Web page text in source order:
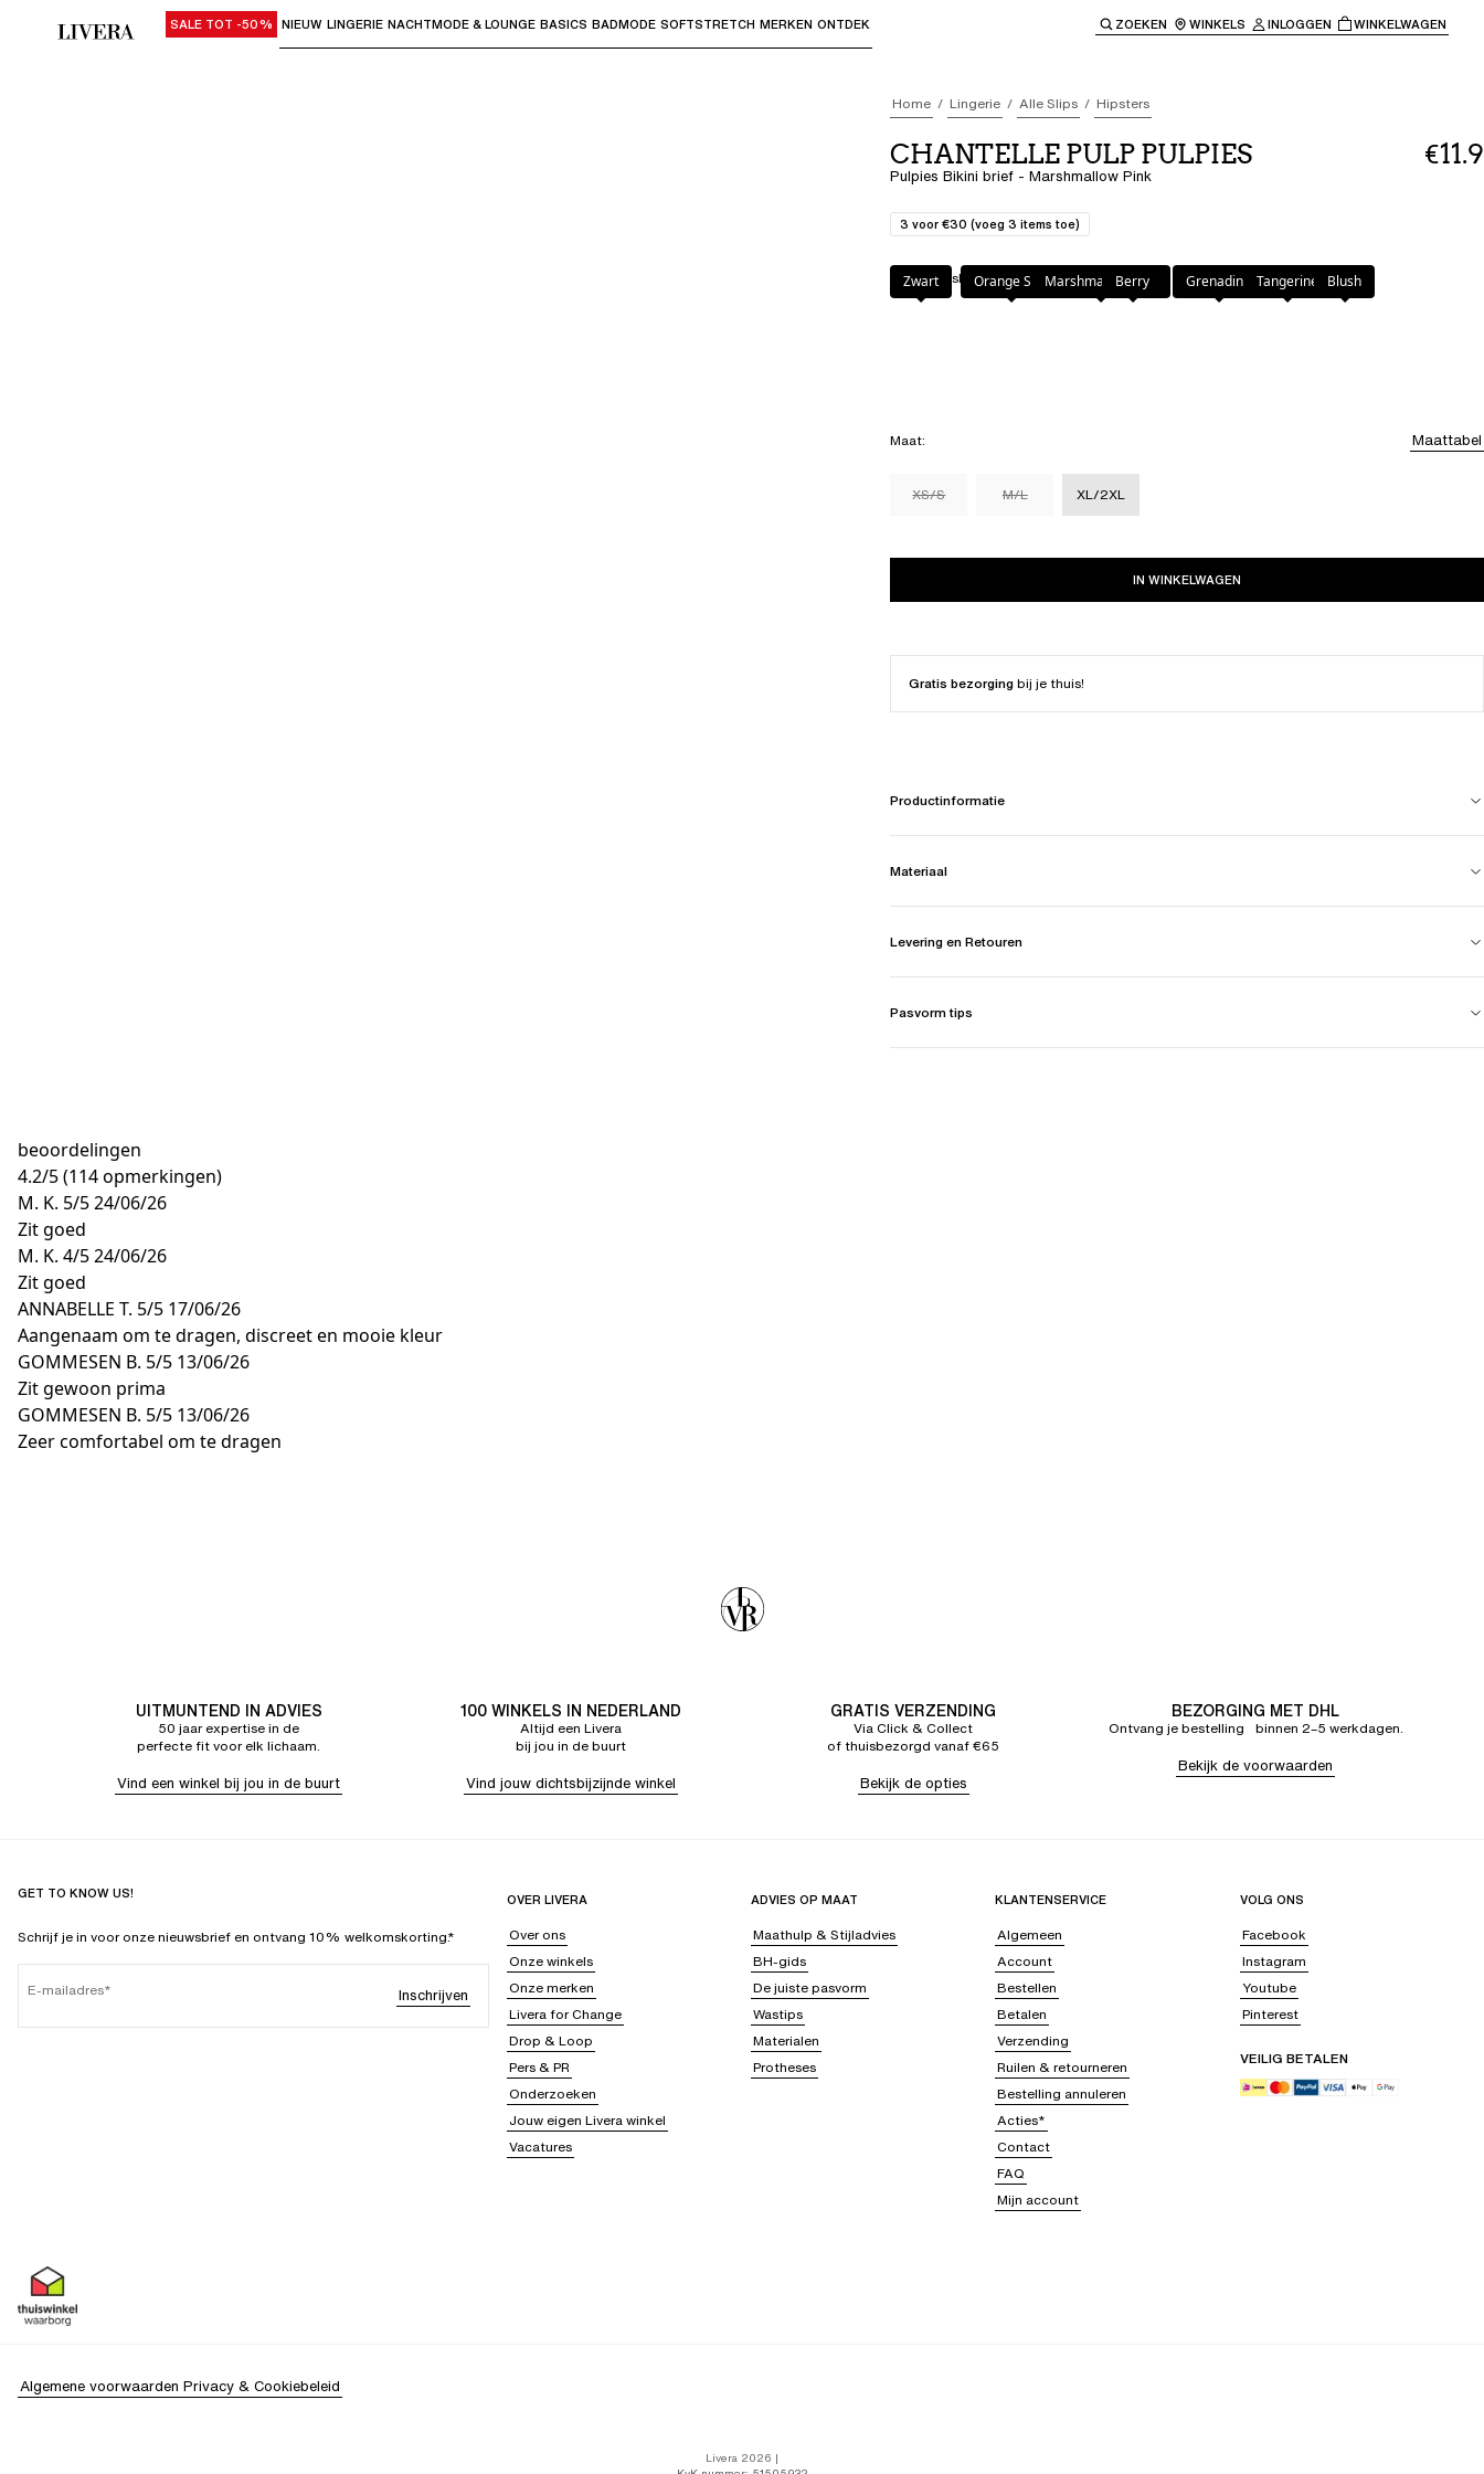
Gebruik "Pijl omlaag" of "Enter" om submenu's te openen en "Pijl omhoog" of "Escape" om terug te keren naar de hoofdnavigatie.
SALE TOT -50% NIEUW LINGERIE NACHTMODE & LOUNGE BASICS BADMODE SOFTSTRETCH MERKEN ONTDEK ZOEKEN WINKELS INLOGGEN WINKELWAGEN
Home Lingerie Alle Slips Hipsters
CHANTELLE PULP PULPIES
Pulpies Bikini brief - Marshmallow Pink
€11.9
3 voor €30 (voeg 3 items toe)
Kleur: Marshmallow Pink
Zwart Orange SariMarshmallow Pink
Berry Grenadine Tangerine Blush
Maat: Maattabel
XS/S M/L XL/2XL
IN WINKELWAGEN
Gratis bezorgingbij je thuis!
Productinformatie
Materiaal
Levering en Retouren
Pasvorm tips
beoordelingen
4.2/5(114 opmerkingen)
M. K. 5/524/06/26
Zit goed
M. K. 4/524/06/26
Zit goed
ANNABELLE T. 5/5 17/06/26
Aangenaam om te dragen, discreet en mooie kleur
GOMMESEN B. 5/5 13/06/26
Zit gewoon prima
GOMMESEN B. 5/5 13/06/26
Zeer comfortabel om te dragen
UITMUNTEND IN ADVIES
50 jaar expertise in de
perfecte fit voor elk lichaam.
Vind een winkel bij jou in de buurt
100 WINKELS IN NEDERLAND
Altijd een Livera
bij jou in de buurt
Vind jouw dichtsbijzijnde winkel
GRATIS VERZENDING
Via Click & Collect
of thuisbezorgd vanaf €65
Bekijk de opties
BEZORGING MET DHL
Ontvang je bestelling binnen 2–5 werkdagen.
Bekijk de voorwaarden
GET TO KNOW US!
Schrijf je in voor onze nieuwsbrief en ontvang 10% welkomskorting.*
E-mailadres Inschrijven
OVER LIVERA
Over ons
Onze winkels
Onze merken
Livera for Change
Drop & Loop
Pers & PR
Onderzoeken
Jouw eigen Livera winkel
Vacatures
ADVIES OP MAAT
Maathulp & Stijladvies
BH-gids
De juiste pasvorm
Wastips
Materialen
Protheses
KLANTENSERVICE
Algemeen
Account
Bestellen
Betalen
Verzending
Ruilen & retourneren
Bestelling annuleren
Acties*
Contact
FAQ
Mijn account
VOLG ONS
Facebook
Instagram
Youtube
Pinterest
VEILIG BETALEN
Algemene voorwaarden Privacy & Cookiebeleid
Livera 2026 |